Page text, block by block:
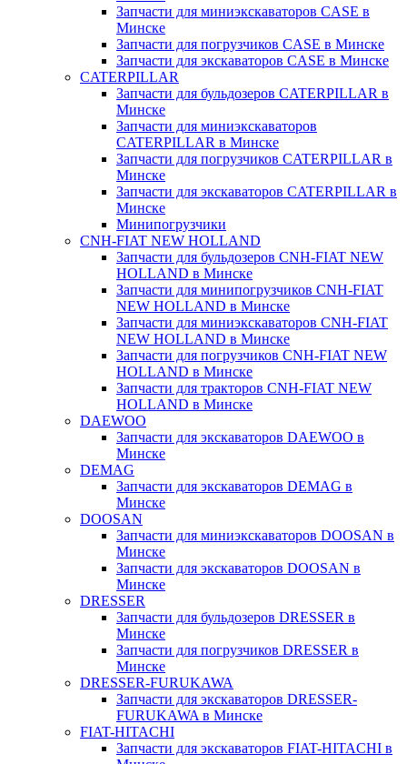
Запчасти для миниэкскаваторов CASE в
Минске
Запчасти для погрузчиков CASE в Минске
Запчасти для экскаваторов CASE в Минске
CATERPILLAR
Запчасти для бульдозеров CATERPILLAR в
Минске
Запчасти для миниэкскаваторов
CATERPILLAR в Минске
Запчасти для погрузчиков CATERPILLAR в
Минске
Запчасти для экскаваторов CATERPILLAR в
Минскe
Минипогрузчики
CNH-FIAT NEW HOLLAND
Запчасти для бульдозеров CNH-FIAT NEW
HOLLAND в Минске
Запчасти для минипогрузчиков CNH-FIAT
NEW HOLLAND в Минске
Запчасти для миниэкскаваторов CNH-FIAT
NEW HOLLAND в Минске
Запчасти для погрузчиков CNH-FIAT NEW
HOLLAND в Минске
Запчасти для тракторов CNH-FIAT NEW
HOLLAND в Минске
DAEWOO
Запчасти для экскаваторов DAEWOO в
Минске
DEMAG
Запчасти для экскаваторов DEMAG в
Минске
DOOSAN
Запчасти для миниэкскаваторов DOOSAN в
Минске
Запчасти для экскаваторов DOOSAN в
Минске
DRESSER
Запчасти для бульдозеров DRESSER в
Минске
Запчасти для погрузчиков DRESSER в
Минске
DRESSER-FURUKAWA
Запчасти для экскаваторов DRESSER-
FURUKAWA в Минске
FIAT-HITACHI
Запчасти для экскаваторов FIAT-HITACHI в